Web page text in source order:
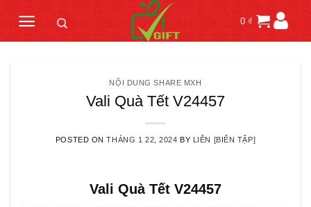
content
0 ₫
NỘI DUNG SHARE MXH
Vali Quà Tết V24457
POSTED ONTHÁNG 1 22, 2024 BY LIÊN [BIÊN TẬP]
Vali Quà Tết V24457